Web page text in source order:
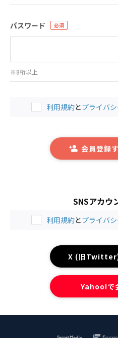
SNSアカウ
利用規約とプライバ
X (旧Twitter)
Yahoo!で
パスワード
※8桁以上
利用規約とプライバ
会員登録